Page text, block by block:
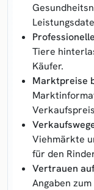
Tiere
Käufer.
Marktpreise
Viehmärkte
für den
Vertrauen
Angaben